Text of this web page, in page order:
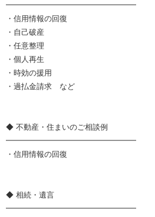
━━━━━━━━━━━━━━━━━
・信用情報の回復
・自己破産
・任意整理
・個人再生
・時効の援用
・過払金請求 など
◆ 不動産・住まいのご相談例
━━━━━━━━━━━━━━━━━
・信用情報の回復
◆ 相続・遺言
━━━━━━━━━━━━━━━━━